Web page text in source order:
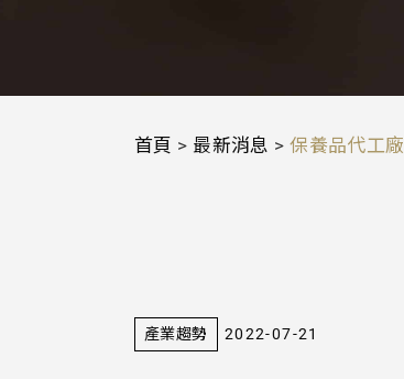
首頁 > 最新消息 >保養品代工廠
產業趨勢 2022-07-21